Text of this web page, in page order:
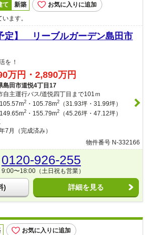
て 新築 お気に入りに追加
ます。
定】 リーブルガーデン島田市
を！
万円・2,890万円
島田市道悦4丁目17
自主運行バス/道悦四丁目まで101ｍ
105.57m2・105.78m2（31.93坪・31.99坪）
149.65m2・155.79m2（45.26坪・47.12坪）
7月（完成済み）
物件番号 N-332166
0120-926-255
9:00〜18:00（土日祝も営業）
) 詳細を見る
お気に入りに追加